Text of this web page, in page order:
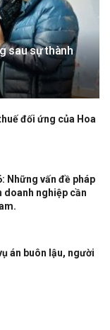
sau sự thành
đối ứng của Hoa
Những vấn đề pháp
doanh nghiệp cần
án buôn lậu, người